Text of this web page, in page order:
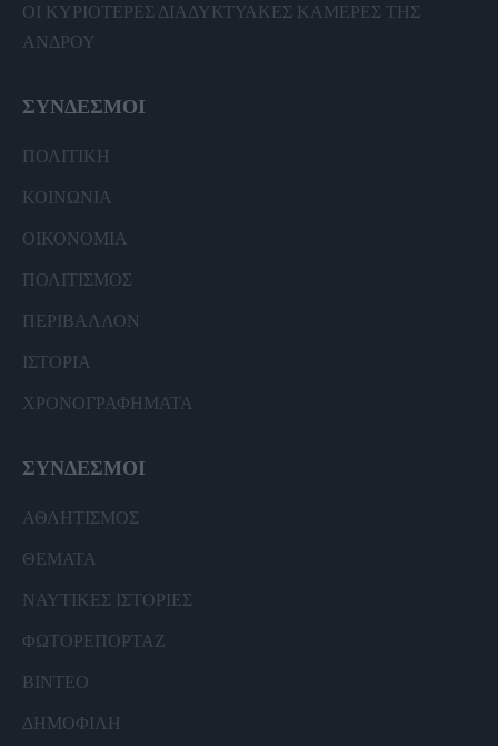
ΟΙ ΚΥΡΙΟΤΕΡΕΣ ΔΙΑΔΥΚΤΥΑΚΕΣ ΚΑΜΕΡΕΣ ΤΗΣ
ΑΝΔΡΟΥ
ΣΥΝΔΕΣΜΟΙ
ΠΟΛΙΤΙΚΗ
ΚΟΙΝΩΝΙΑ
ΟΙΚΟΝΟΜΙΑ
ΠΟΛΙΤΙΣΜΟΣ
ΠΕΡΙΒΑΛΛΟΝ
ΙΣΤΟΡΙΑ
ΧΡΟΝΟΓΡΑΦΗΜΑΤΑ
ΣΥΝΔΕΣΜΟΙ
ΑΘΛΗΤΙΣΜΟΣ
ΘΕΜΑΤΑ
ΝΑΥΤΙΚΕΣ ΙΣΤΟΡΙΕΣ
ΦΩΤΟΡΕΠΟΡΤΑΖ
ΒΙΝΤΕΟ
ΔΗΜΟΦΙΛΗ